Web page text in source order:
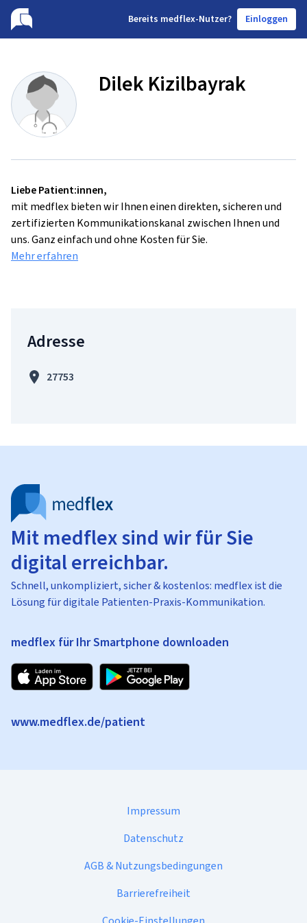
Bereits medflex-Nutzer? Einloggen
Dilek Kizilbayrak
Liebe Patient:innen,
mit medflex bieten wir Ihnen einen direkten, sicheren und
zertifizierten Kommunikationskanal zwischen Ihnen und
uns. Ganz einfach und ohne Kosten für Sie.
Mehr erfahren
Adresse
27753
Mit medflex sind wir für Sie
digital erreichbar.
Schnell, unkompliziert, sicher & kostenlos: medflex ist die
Lösung für digitale Patienten-Praxis-Kommunikation.
medflex für Ihr Smartphone downloaden
www.medflex.de/patient
Impressum
Datenschutz
AGB & Nutzungsbedingungen
Barrierefreiheit